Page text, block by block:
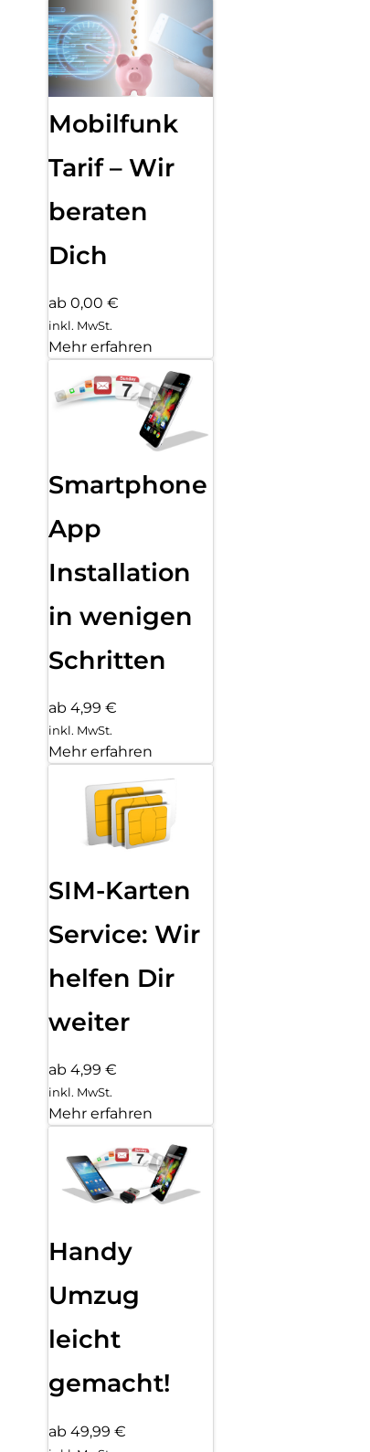
Mobilfunk
Tarif – Wir
beraten
Dich
ab 0,00 €
inkl. MwSt.
Mehr erfahren
Smartphone
App
Installation
in wenigen
Schritten
ab 4,99 €
inkl. MwSt.
Mehr erfahren
SIM-Karten
Service: Wir
helfen Dir
weiter
ab 4,99 €
inkl. MwSt.
Mehr erfahren
Handy
Umzug
leicht
gemacht!
ab 49,99 €